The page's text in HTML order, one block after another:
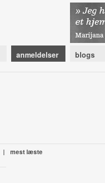
anmeldelser blogs
| mest læste